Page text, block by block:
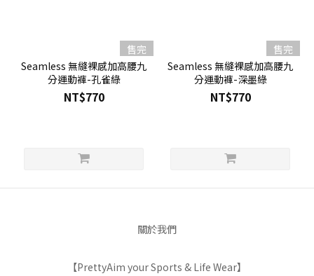
售完
Seamless 無縫裸感加高腰九
分運動褲-孔雀綠
NT$770
售完
Seamless 無縫裸感加高腰九
分運動褲-深墨綠
NT$770
關於我們
【PrettyAim your Sports & Life Wear】